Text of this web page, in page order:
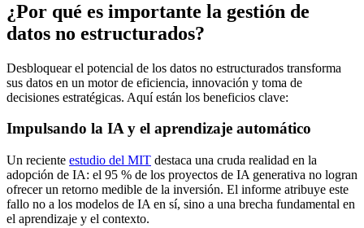
¿Por qué es importante la gestión de
datos no estructurados?
Desbloquear el potencial de los datos no estructurados transforma
sus datos en un motor de eficiencia, innovación y toma de
decisiones estratégicas. Aquí están los beneficios clave:
Impulsando la IA y el aprendizaje automático
Un reciente estudio del MIT destaca una cruda realidad en la
adopción de IA: el 95 % de los proyectos de IA generativa no logran
ofrecer un retorno medible de la inversión. El informe atribuye este
fallo no a los modelos de IA en sí, sino a una brecha fundamental en
el aprendizaje y el contexto.